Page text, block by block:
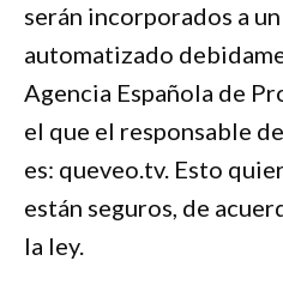
serán incorporados a
automatizado
Agencia Española de
el que el responsable
es: queveo.tv. Esto
están seguros, de
la ley.